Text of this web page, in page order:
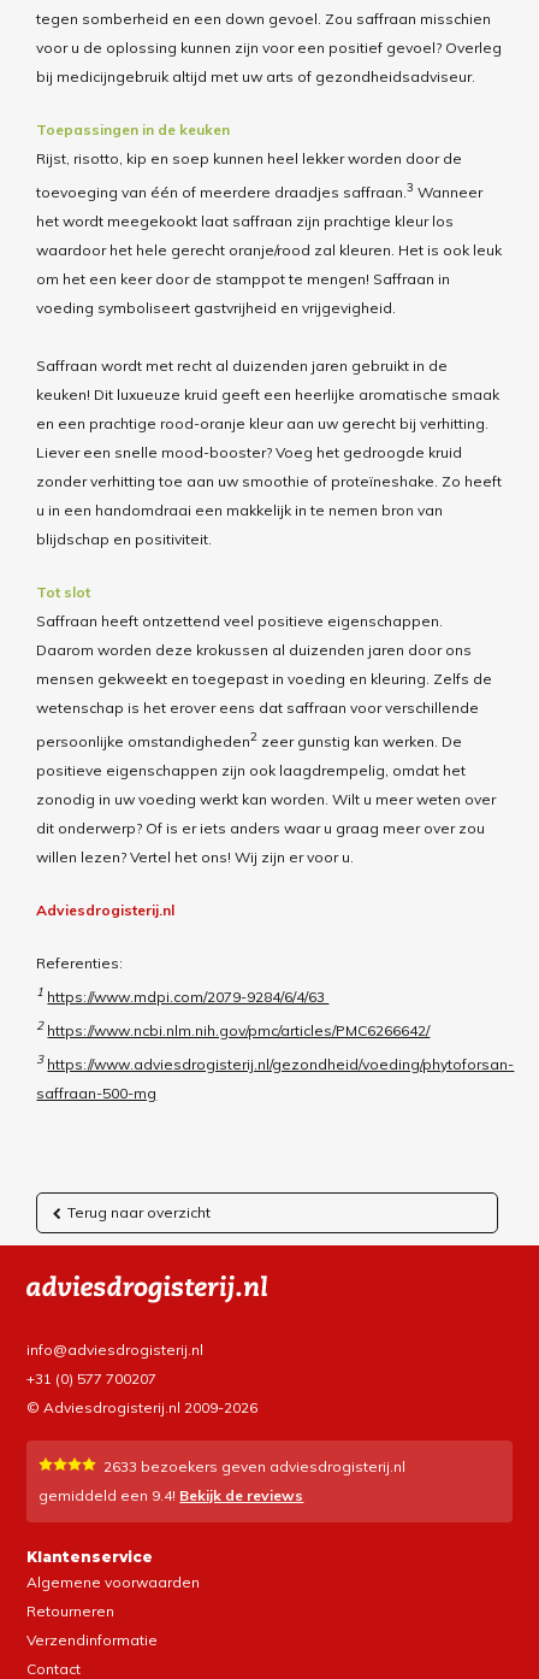
tegen somberheid en een down gevoel. Zou saffraan misschien
voor u de oplossing kunnen zijn voor een positief gevoel? Overleg
bij medicijngebruik altijd met uw arts of gezondheidsadviseur.
Toepassingen in de keuken
Rijst, risotto, kip en soep kunnen heel lekker worden door de
toevoeging van één of meerdere draadjes saffraan.3 Wanneer
het wordt meegekookt laat saffraan zijn prachtige kleur los
waardoor het hele gerecht oranje/rood zal kleuren. Het is ook leuk
om het een keer door de stamppot te mengen! Saffraan in
voeding symboliseert gastvrijheid en vrijgevigheid
Saffraan wordt met recht al duizenden jaren gebruikt in de
keuken! Dit luxueuze kruid geeft een heerlijke aromatische smaak
en een prachtige rood-oranje kleur aan uw gerecht bij verhitting.
Liever een snelle mood-booster?Voeg het gedroogde kruid
zonder verhitting toe aan uw smoothie of proteïneshake. Zo heeft
u in een handomdraai een makkelijk in te nemen bron van
blijdschap en positiviteit.
Tot slot
Saffraan heeft ontzettend veel positieve eigenschappen.
Daarom worden deze krokussen al duizenden jaren door ons
mensen gekweekt en toegepast in voeding en kleuring. Zelfs de
wetenschap is het erover eens dat saffraanvoor verschillende
persoonlijke omstandigheden2 zeer gunstig kan werken. De
positieve eigenschappen zijn ook laagdrempelig, omdat het
zonodig in uw voeding werkt kan worden.Wilt u meer weten over
dit onderwerp? Of is er iets anders waar u graag meer over zou
willen lezen? Vertel het ons! Wij zijn er voor u.
Adviesdrogisterij.nl
Referenties:
1 https://www.mdpi.com/2079-9284/6/4/63
2 https://www.ncbi.nlm.nih.gov/pmc/articles/PMC6266642/
3 https://www.adviesdrogisterij.nl/gezondheid/voeding/phytoforsan-
saffraan-500-mg
Terug naar overzicht
info@adviesdrogisterij.nl
+31 (0) 577 700207
© Adviesdrogisterij.nl 2009-2026
2633 bezoekers geven adviesdrogisterij.nl
gemiddeld een 9.4! Bekijk de reviews
Klantenservice
Algemene voorwaarden
Retourneren
Verzendinformatie
Contact